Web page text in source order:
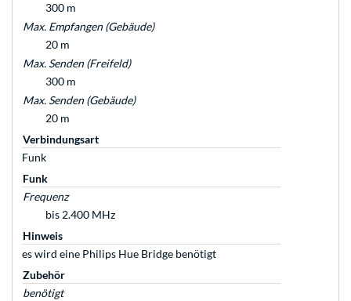
300 m
Max. Empfangen (Gebäude)
20 m
Max. Senden (Freifeld)
300 m
Max. Senden (Gebäude)
20 m
Verbindungsart
Funk
Funk
Frequenz
bis 2.400 MHz
Hinweis
es wird eine Philips Hue Bridge benötigt
Zubehör
benötigt